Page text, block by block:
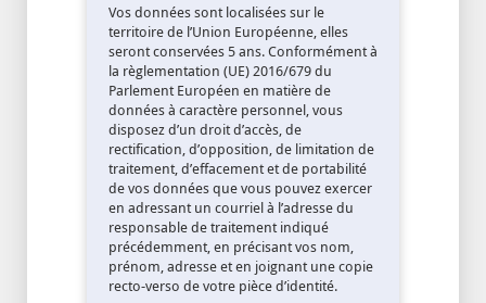
Vos données sont localisées sur le
territoire de l’Union Européenne, elles
seront conservées 5 ans. Conformément à
la règlementation (UE) 2016/679 du
Parlement Européen en matière de
données à caractère personnel, vous
disposez d’un droit d’accès, de
rectification, d’opposition, de limitation de
traitement, d’effacement et de portabilité
de vos données que vous pouvez exercer
en adressant un courriel à l’adresse du
responsable de traitement indiqué
précédemment, en précisant vos nom,
prénom, adresse et en joignant une copie
recto-verso de votre pièce d’identité.